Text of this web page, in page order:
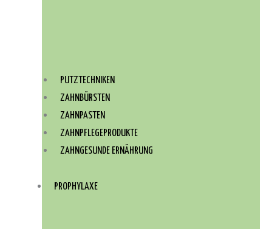
PUTZTECHNIKEN
ZAHNBÜRSTEN
ZAHNPASTEN
ZAHNPFLEGEPRODUKTE
ZAHNGESUNDE ERNÄHRUNG
PROPHYLAXE